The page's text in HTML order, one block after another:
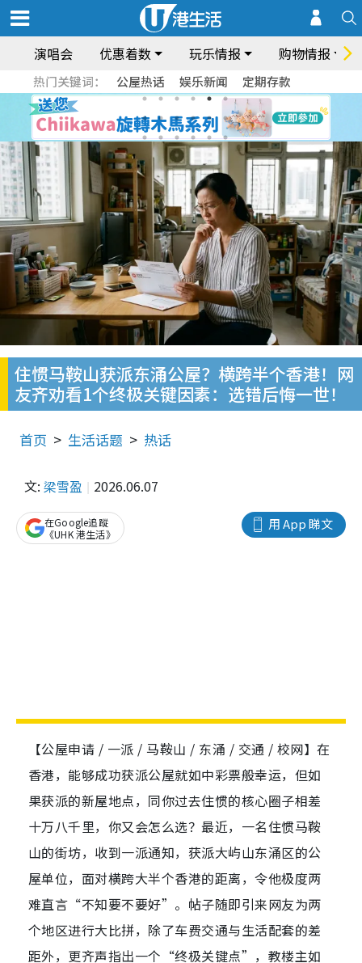
演唱会 优惠着数 玩乐情报 购物情报
热门关键词： 公屋热话 娱乐新闻 定期存款
住惯马鞍山获派东涌公屋？横跨半个香港！网
友齐劝看1个终极关键因素：选错后悔一世！
首页 生活话题 热话
文: 梁雪盈 2026.06.07
用 App 睇文
在Google追蹤
《UHK 港生活》
【公屋申请 / 一派 / 马鞍山 / 东涌 / 交通 / 校网】在
香港，能够成功获派公屋就如中彩票般幸运，但如
果获派的新屋地点，同你过去住惯的核心圈子相差
十万八千里，你又会怎么选？最近，一名住惯马鞍
山的街坊，收到一派通知，获派大屿山东涌区的公
屋单位，面对横跨大半个香港的距离，令他极度两
难直言“不知要不要好”。帖子随即引来网友为两
个地区进行大比拼，除了车费交通与生活配套的差
距外，更齐声指出一个“终极关键点”，教楼主如